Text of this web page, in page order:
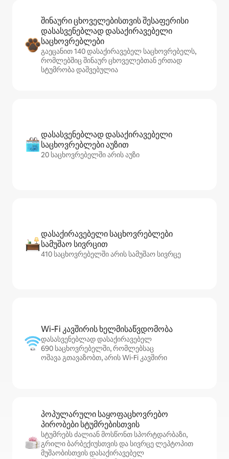
შინაური ცხოველებისთვის შესაფერისი
დასასვენებლად დასაქირავებელი
საცხოვრებლები
გაეცანით 140 დასაქირავებელ საცხოვრებელს,
რომლებშიც შინაურ ცხოველებთან ერთად
სტუმრობა დაშვებულია
დასასვენებლად დასაქირავებელი
საცხოვრებლები აუზით
20 საცხოვრებელში არის აუზი
დასაქირავებელი საცხოვრებლები
სამუშაო სივრცით
410 საცხოვრებელში არის სამუშაო სივრცე
Wi‑Fi კავშირის ხელმისაწვდომობა
დასასვენებლად დასაქირავებელ
690 საცხოვრებელში, რომლებსაც
ოშავა გთავაზობთ, არის Wi‑Fi კავშირი
პოპულარული საყოფაცხოვრებო
პირობები სტუმრებისთვის
სტუმრებს ძალიან მოსწონთ სპორტდარბაზი,
გრილი ბარბექიუსთვის და სივრცე ლეპტოპით
მუშაობისთვის დასაქირავებელ